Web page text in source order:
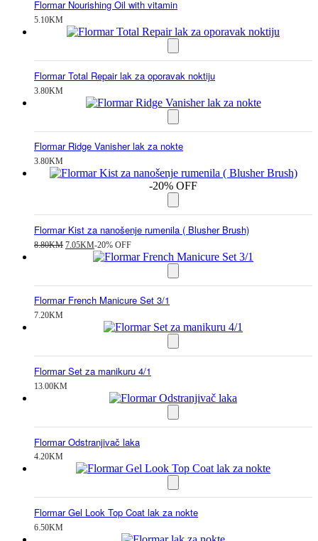
Flormar Nourishing Oil with vitamin
5.10KM
Flormar Total Repair lak za oporavak noktiju
3.80KM
Flormar Ridge Vanisher lak za nokte
3.80KM
-20% OFF
Flormar Kist za nanošenje rumenila ( Blusher Brush)
8.80KM Izvorna
cijena
8.80KM.
7.05KMTrenutna
cijena
je:
-20% OFF
Flormar French Manicure Set 3/1
7.20KM
Flormar Set za manikuru 4/1
13.00KM
Flormar Odstranjivač laka
4.20KM
Flormar Gel Look Top Coat lak za nokte
6.50KM